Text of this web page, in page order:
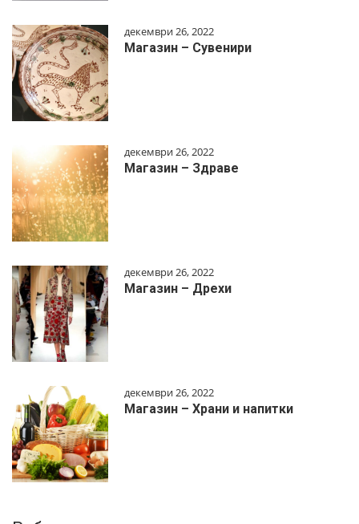
декември 26, 2022
Магазин – Сувенири
декември 26, 2022
Магазин – Здраве
декември 26, 2022
Магазин – Дрехи
декември 26, 2022
Магазин – Храни и напитки